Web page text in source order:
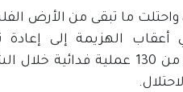
الرسمية، واحتلت ما تبقى من
الهزيمة إلى إعادة
والمجموعات السرية في الأراضي الفلسطينية المحتلة ونفذت